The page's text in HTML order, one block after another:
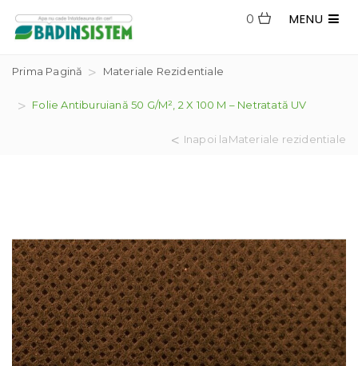
MENU
0
Prima Pagină Materiale Rezidentiale
Folie Antiburuiană 50 G/m², 2 X 100 M – Netratată UV
Inapoi laMateriale rezidentiale